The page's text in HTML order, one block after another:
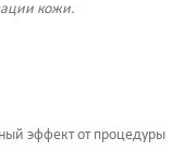
кожи.
эффект от процедуры